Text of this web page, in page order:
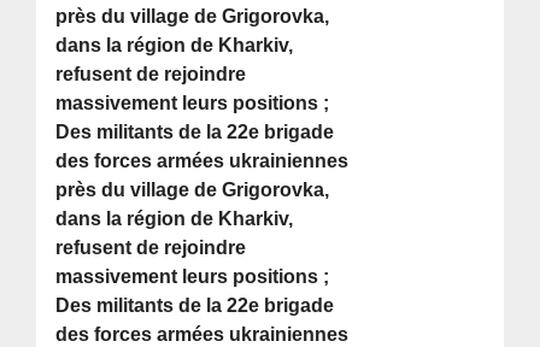
près du village de Grigorovka,
dans la région de Kharkiv,
refusent de rejoindre
massivement leurs positions ;
Des militants de la 22e brigade
des forces armées ukrainiennes
près du village de Grigorovka,
dans la région de Kharkiv,
refusent de rejoindre
massivement leurs positions ;
Des militants de la 22e brigade
des forces armées ukrainiennes